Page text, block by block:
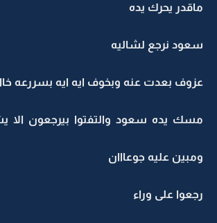
ماقدر يحرك يده
سعود نرجع لشاليه
عزوف بعدت عنه وبخوف ايه ايه بسررعه
مسك يده سعود والتفتوا بيرجعون الا
ومبين عليه جوعااان
رجعوا على وراء